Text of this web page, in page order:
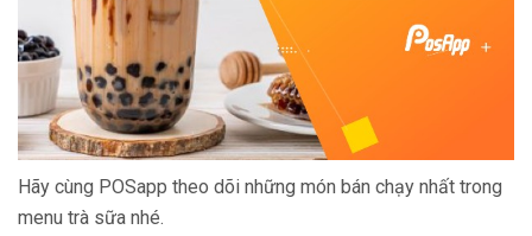
Hãy cùng POSapp theo dõi những món bán chạy nhất trong
menu trà sữa nhé.